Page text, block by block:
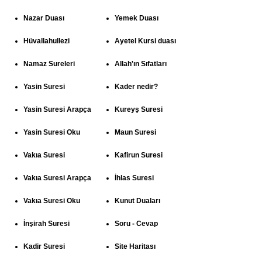
Nazar Duası
Hüvallahullezi
Namaz Sureleri
Yasin Suresi
Yasin Suresi Arapça
Yasin Suresi Oku
Vakıa Suresi
Vakıa Suresi Arapça
Vakıa Suresi Oku
İnşirah Suresi
Kadir Suresi
Yemek Duası
Ayetel Kursi duası
Allah'ın Sıfatları
Kader nedir?
Kureyş Suresi
Maun Suresi
Kafirun Suresi
İhlas Suresi
Kunut Duaları
Soru - Cevap
Site Haritası